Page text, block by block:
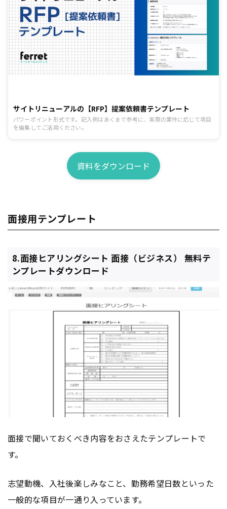
サイトリニューアルの【RFP】提案依頼書テンプレート
パワーポイント形式です。記入例はあくまで参考に、実際の案件に応じて項目
を編集してご活用ください。
資料をダウンロード
面接用テンプレート
8.面接ヒアリングシート 面接（ビジネス） 無料テ
ンプレートダウンロード
面接で聞いておくべき内容をおさえたテンプレートで
す。
志望動機、入社後楽しみなこと、勤務希望日数といった
一般的な項目が一通り入っています。